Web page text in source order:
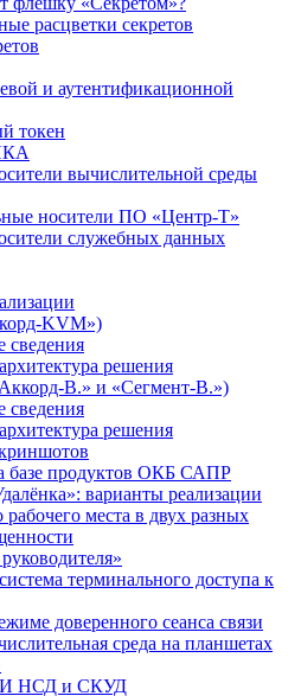
расцветки секретов
и аутентификационной
токен
вычислительной среды
носители ПО «Центр-Т»
служебных данных
KVM»)
сведения
решения
В.» и «Сегмент-В.»)
сведения
решения
базе продуктов ОКБ САПР
варианты реализации
рабочего места в двух разных
терминального доступа к
доверенного сеанса связи
среда на планшетах
НСД и СКУД